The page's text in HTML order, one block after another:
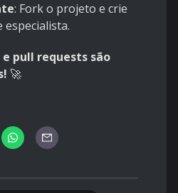
: Fork o projeto e crie
e pull requests são
🚀